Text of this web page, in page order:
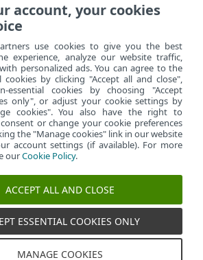
сайт для ПК
поддержка
spol. s
Управлять файлами
account, your cookies
use cookies to give you the best
experience, analyze our website traffic,
personalized ads. You can agree to the
by clicking "Accept all and close",
essential cookies by choosing "Accept
only", or adjust your cookie settings by
cookies". You also have the right to
or change your cookie preferences
the "Manage cookies" link in our website
account settings (if available). For more
ourCookie Policy.
ACCEPT ALL AND CLOSE
ESSENTIAL COOKIES ONLY
MANAGE COOKIES